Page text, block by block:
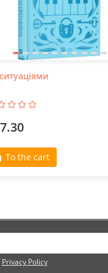
To the cart
Privacy Policy